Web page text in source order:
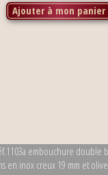
Ajouter à mon panier